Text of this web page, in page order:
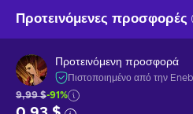
Προτεινόμενες προσφορές
Προτεινόμενη προσφορά
Πιστοποιημένο από την
9,99 $-91%